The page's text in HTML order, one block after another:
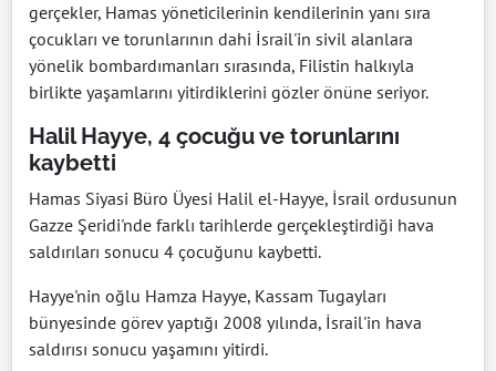
gerçekler, Hamas yöneticilerinin kendilerinin yanı sıra
çocukları ve torunlarının dahi İsrail'in sivil alanlara
yönelik bombardımanları sırasında, Filistin halkıyla
birlikte yaşamlarını yitirdiklerini gözler önüne seriyor.
Halil Hayye, 4 çocuğu ve torunlarını
kaybetti
Hamas Siyasi Büro Üyesi Halil el-Hayye, İsrail ordusunun
Gazze Şeridi'nde farklı tarihlerde gerçekleştirdiği hava
saldırıları sonucu 4 çocuğunu kaybetti.
Hayye'nin oğlu Hamza Hayye, Kassam Tugayları
bünyesinde görev yaptığı 2008 yılında, İsrail'in hava
saldırısı sonucu yaşamını yitirdi.